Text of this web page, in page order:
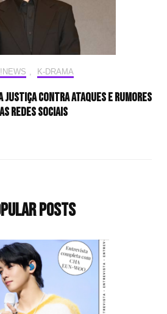
K-DRAMA
Justiça contra ataques e rumores
redes sociais
Posts